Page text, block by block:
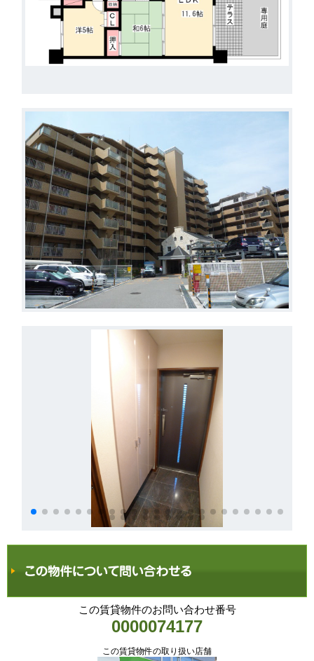
この賃貸物件のお問い合わせ番号
0000074177
この賃貸物件の取り扱い店舗